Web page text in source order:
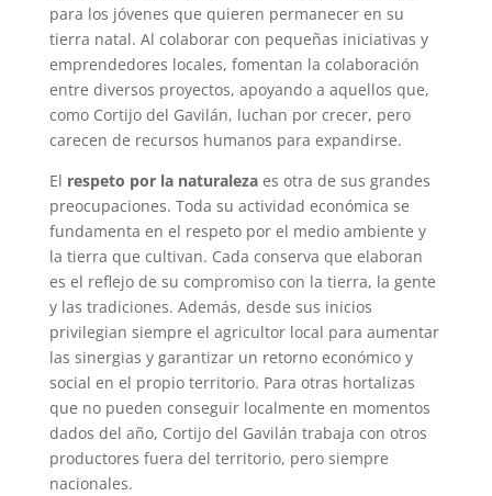
para los jóvenes que quieren permanecer en su
tierra natal. Al colaborar con pequeñas iniciativas y
emprendedores locales, fomentan la colaboración
entre diversos proyectos, apoyando a aquellos que,
como Cortijo del Gavilán, luchan por crecer, pero
carecen de recursos humanos para expandirse.
El respeto por la naturalezaes otra de sus grandes
preocupaciones. Toda su actividad económica se
fundamenta en el respeto por el medio ambiente y
la tierra que cultivan. Cada conserva que elaboran
es el reflejo de su compromiso con la tierra, la gente
y las tradiciones. Además, desde sus inicios
privilegian siempre el agricultor local para aumentar
las sinergias y garantizar un retorno económico y
social en el propio territorio. Para otras hortalizas
que no pueden conseguir localmente en momentos
dados del año, Cortijo del Gavilán trabaja con otros
productores fuera del territorio, pero siempre
nacionales.